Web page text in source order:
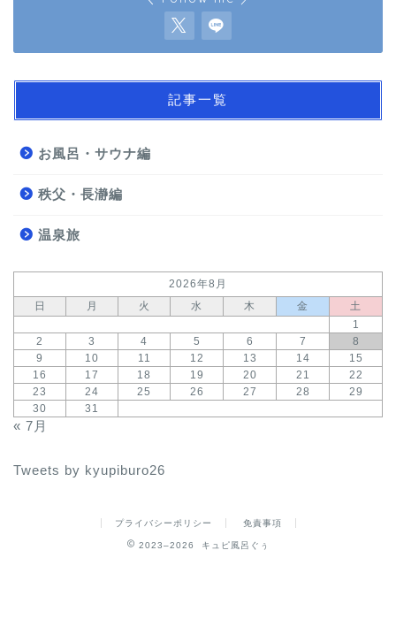
記事一覧
お風呂・サウナ編
秩父・長瀞編
温泉旅
2026年8月
日
月 火 水 木 金
土
1
2
3 4 5 6 7
8
9
10 11 12 13 14
15
16
17 18 19 20 21
22
23
24 25 26 27 28
29
30
31
« 7月
Tweets by kyupiburo26
プライバシーポリシー 免責事項
2023–2026 キュピ風呂ぐぅ